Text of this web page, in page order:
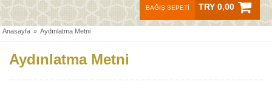
BAĞIŞ SEPETİ TRY 0,00
Anasayfa » Aydınlatma Metni
Aydınlatma Metni